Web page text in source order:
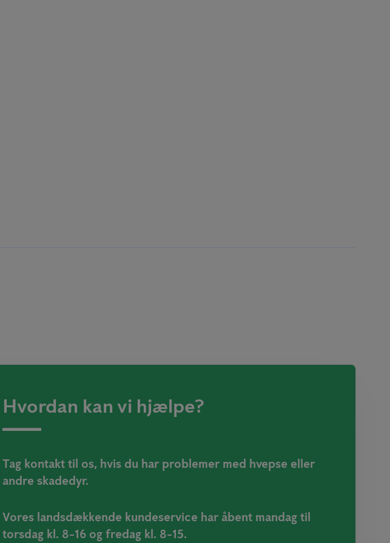
Hvordan kan vi hjælpe?
Tag kontakt til os, hvis du har problemer med hvepse eller
andre skadedyr.
Vores landsdækkende kundeservice har åbent mandag til
torsdag kl. 8-16 og fredag kl. 8-15.